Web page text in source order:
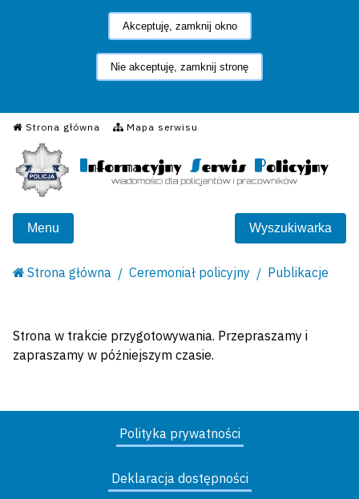
Akceptuję, zamknij okno
Nie akceptuję, zamknij stronę
Strona główna Mapa serwisu
Informacyjny Serwis
Menu Wyszukiwarka
Strona główna Ceremoniał policyjny Publikacje
Strona w trakcie przygotowywania. Przepraszamy i
zapraszamy w późniejszym czasie.
Polityka prywatności
Deklaracja dostępności